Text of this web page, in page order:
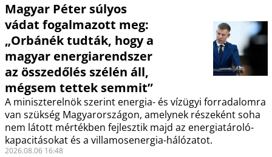
Magyar Péter súlyos
vádat fogalmazott meg:
„Orbánék tudták, hogy a
magyar energiarendszer
az összedőlés szélén áll,
mégsem tettek semmit”
A miniszterelnök szerint energia- és vízügyi forradalomra
van szükség Magyarországon, amelynek részeként soha
nem látott mértékben fejlesztik majd az energiatároló-
kapacitásokat és a villamosenergia-hálózatot.
2026.08.06 16:48